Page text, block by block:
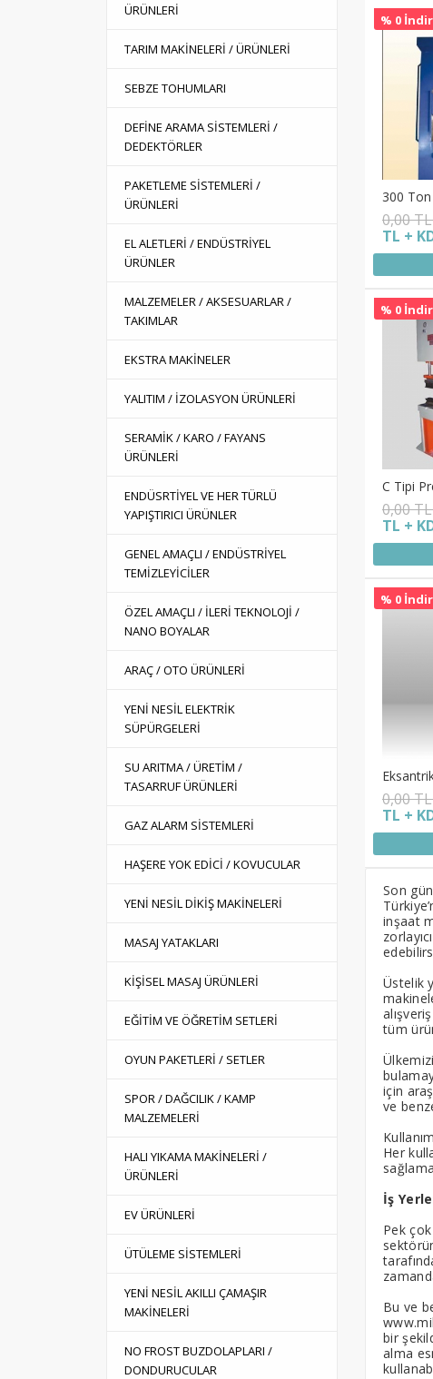
ÜRÜNLERİ
TARIM MAKİNELERİ / ÜRÜNLERİ
SEBZE TOHUMLARI
DEFİNE ARAMA SİSTEMLERİ /
DEDEKTÖRLER
PAKETLEME SİSTEMLERİ /
ÜRÜNLERİ
EL ALETLERİ / ENDÜSTRİYEL
ÜRÜNLER
MALZEMELER / AKSESUARLAR /
TAKIMLAR
EKSTRA MAKİNELER
YALITIM / İZOLASYON ÜRÜNLERİ
SERAMİK / KARO / FAYANS
ÜRÜNLERİ
ENDÜSRTİYEL VE HER TÜRLÜ
YAPIŞTIRICI ÜRÜNLER
GENEL AMAÇLI / ENDÜSTRİYEL
TEMİZLEYİCİLER
ÖZEL AMAÇLI / İLERİ TEKNOLOJİ /
NANO BOYALAR
ARAÇ / OTO ÜRÜNLERİ
YENİ NESİL ELEKTRİK
SÜPÜRGELERİ
SU ARITMA / ÜRETİM /
TASARRUF ÜRÜNLERİ
GAZ ALARM SİSTEMLERİ
HAŞERE YOK EDİCİ / KOVUCULAR
YENİ NESİL DİKİŞ MAKİNELERİ
MASAJ YATAKLARI
KİŞİSEL MASAJ ÜRÜNLERİ
EĞİTİM VE ÖĞRETİM SETLERİ
OYUN PAKETLERİ / SETLER
SPOR / DAĞCILIK / KAMP
MALZEMELERİ
HALI YIKAMA MAKİNELERİ /
ÜRÜNLERİ
EV ÜRÜNLERİ
ÜTÜLEME SİSTEMLERİ
YENİ NESİL AKILLI ÇAMAŞIR
MAKİNELERİ
NO FROST BUZDOLAPLARI /
DONDURUCULAR
300 Ton
0,00
TL +
% 0
C Tipi
0,00
TL +
% 0
0,00
TL +
% 0
Son
inşaat
Üstelik
tüm
için
ve
Her
İş
Pek
Bu ve
bir
alma